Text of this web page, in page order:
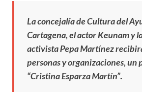
La concejalía de Cultura del
Cartagena, el actor Keunam y
activista Pepa Martínez
personas y organizaciones, un
“Cristina Esparza Martín”.